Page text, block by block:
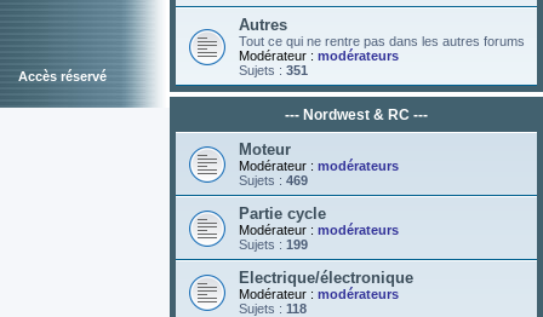
Accès réservé
Autres
Tout ce qui ne rentre pas dans les autres forums
Modérateur : modérateurs
Sujets : 351
--- Nordwest & RC ---
Moteur
Modérateur : modérateurs
Sujets : 469
Partie cycle
Modérateur : modérateurs
Sujets : 199
Electrique/électronique
Modérateur : modérateurs
Sujets : 118